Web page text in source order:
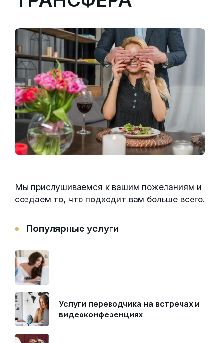
Мы прислушиваемся к вашим пожеланиям и
создаем то, что подходит вам больше всего.
Популярные услуги
Услуги переводчика на встречах и
видеоконференциях